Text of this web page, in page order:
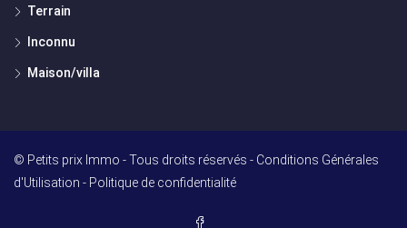
Terrain
Inconnu
Maison/villa
© Petits prix Immo - Tous droits réservés - Conditions Générales
d'Utilisation - Politique de confidentialité